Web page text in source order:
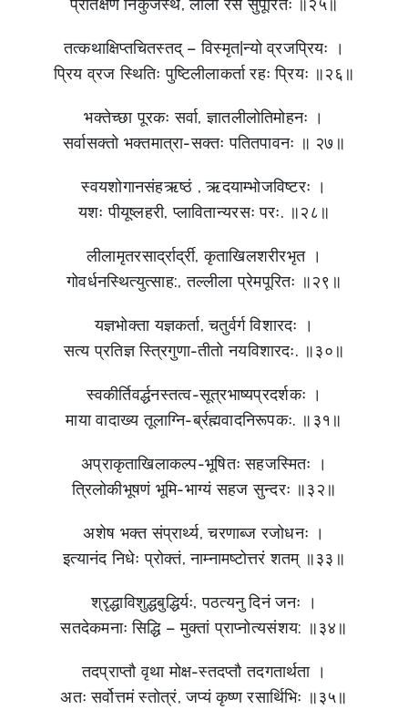
प्रतिक्षण निकुंजस्थ, लीला रस सुपूरितः ॥२५॥
तत्कथाक्षिप्तचितस्तद् – विस्मृत|न्यो व्रजप्रियः ।
प्रिय व्रज स्थितिः पुष्टिलीलाकर्ता रहः प्रियः ॥२६॥
भक्तेच्छा पूरकः सर्वा, ज्ञातलीलोतिमोहनः ।
सर्वासक्तो भक्तमात्रा-सक्तः पतितपावनः ॥ २७॥
स्वयशोगानसंहऋष्ठं , ऋदयाम्भोजविष्टरः ।
यशः पीयूष्लहरी, प्लावितान्यरसः परः. ॥२८॥
लीलामृतरसार्द्रार्द्री, कृताखिलशरीरभृत ।
गोवर्धनस्थित्युत्साह:, तल्लीला प्रेमपूरितः ॥२९॥
यज्ञभोक्ता यज्ञकर्ता, चतुर्वर्ग विशारदः ।
सत्य प्रतिज्ञ स्त्रिगुणा-तीतो नयविशारदः. ॥३०॥
स्वकीर्तिवर्द्धनस्तत्व-सूत्रभाष्यप्रदर्शकः ।
माया वादाख्य तूलाग्नि-र्ब्रह्मवादनिरूपकः. ॥३१॥
अप्राकृताखिलाकल्प-भूषितः सहजस्मितः ।
त्रिलोकीभूषणं भूमि-भाग्यं सहज सुन्दरः ॥३२॥
अशेष भक्त संप्रार्थ्य, चरणाब्ज रजोधनः ।
इत्यानंद निधेः प्रोक्तं, नाम्नामष्टोत्तरं शतम् ॥३३॥
श्रृद्धाविशुद्धबुद्धिर्यः, पठत्यनु दिनं जनः ।
सतदेकमनाः सिद्धि – मुक्तां प्राप्नोत्यसंशय: ॥३४॥
तदप्राप्तौ वृथा मोक्ष-स्तदप्तौ तदगतार्थता ।
अतः सर्वोत्तमं स्तोत्रं, जप्यं कृष्ण रसार्थिभिः ॥३५॥